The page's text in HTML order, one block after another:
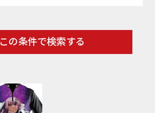
この条件で検索する